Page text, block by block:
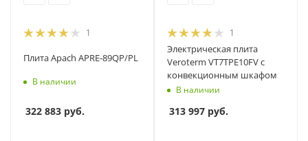
1
Плита Apach APRE-89QP/PL
В наличии
322 883 руб.
1
Электрическая плита
Veroterm VT7TPE10FV с
конвекционным шкафом
В наличии
313 997 руб.